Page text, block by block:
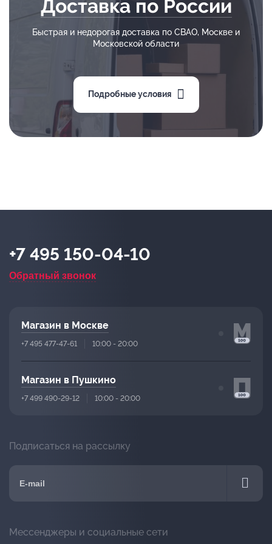
Доставка по России
Быстрая и недорогая доставка по СВАО, Москве и
Московской области
Подробные условия
+7 495 150-04-10
Обратный звонок
Магазин в Москве
+7 495 477-47-61 10:00 - 20:00
Магазин в Пушкино
+7 499 490-29-12 10:00 - 20:00
Подписаться на рассылку
Мессенджеры и социальные сети